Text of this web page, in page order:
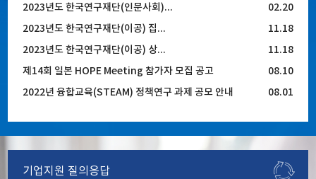
2023년도 한국연구재단(인문사회)...
02.20
2023년도 한국연구재단(이공) 집...
11.18
2023년도 한국연구재단(이공) 상...
11.18
제14회 일본 HOPE Meeting 참가자 모집 공고
08.10
2022년 융합교육(STEAM) 정책연구 과제 공모 안내
08.01
기업지원 질의응답